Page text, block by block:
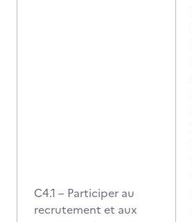
C4.1 – Participer au
recrutement et aux